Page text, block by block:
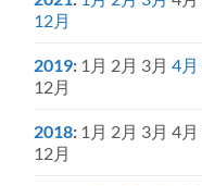
12月
2019: 1月 2月 3月 4月
12月
2018: 1月 2月 3月 4月
12月